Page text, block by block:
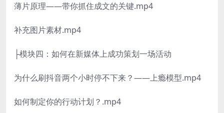
薄片原理——带你抓住成文的关键.mp4
补充图片素材.mp4
├模块四：如何在新媒体上成功策划一场活动
为什么刷抖音两个小时停不下来？——上瘾模型.mp4
如何制定你的行动计划？.mp4